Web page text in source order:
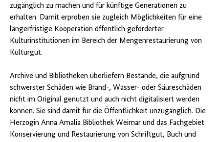
zugänglich zu machen und für künftige Generationen zu
erhalten. Damit erproben sie zugleich Möglichkeiten für eine
längerfristige Kooperation öffentlich geförderter
Kulturinstitutionen im Bereich der Mengenrestaurierung von
Kulturgut.
Archive und Bibliotheken überliefern Bestände, die aufgrund
schwerster Schäden wie Brand-, Wasser- oder Säureschäden
nicht im Original genutzt und auch nicht digitalisiert werden
können. Sie sind damit für die Öffentlichkeit unzugänglich. Die
Herzogin Anna Amalia Bibliothek Weimar und das Fachgebiet
Konservierung und Restaurierung von Schriftgut, Buch und